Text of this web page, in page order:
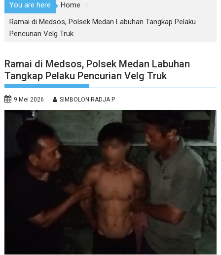
You are here
Home
Ramai di Medsos, Polsek Medan Labuhan Tangkap Pelaku
Pencurian Velg Truk
Ramai di Medsos, Polsek Medan Labuhan
Tangkap Pelaku Pencurian Velg Truk
9 Mei 2026 SIMBOLON RADJA P